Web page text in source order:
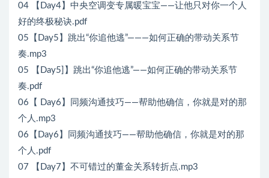
04 【Day4】中央空调变专属暖宝宝——让他只对你一个人
好的终极秘诀.pdf
05【Day5】跳出“你追他逃”———如何正确的带动关系节
奏.mp3
05 【Day5]】跳出“你追他逃”——如何正确的带动关系节
奏.pdf
06【 Day6】同频沟通技巧——帮助他确信，你就是对的那
个人.mp3
06【Day6】同频沟通技巧——帮助他确信，你就是对的那
个人.pdf
07 【Day7】不可错过的董金关系转折点.mp3